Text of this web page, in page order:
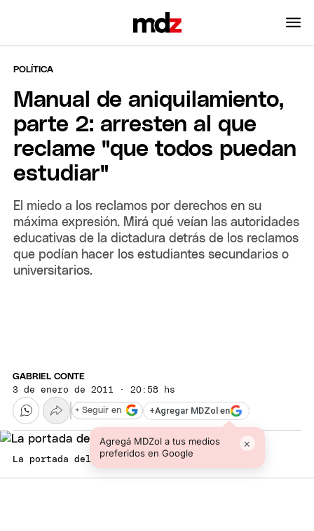
POLÍTICA
Manual de aniquilamiento,
parte 2: arresten al que
reclame "que todos puedan
estudiar"
El miedo a los reclamos por derechos en su
máxima expresión. Mirá qué veían las autoridades
educativas de la dictadura detrás de los reclamos
que podían hacer los estudiantes secundarios o
universitarios.
GABRIEL CONTE
3 de enero de 2011 · 20:58 hs
+Agregar MDZol en
Agregá MDZol a tus medios
preferidos en Google
×
+ Seguir en
La portada del manual.